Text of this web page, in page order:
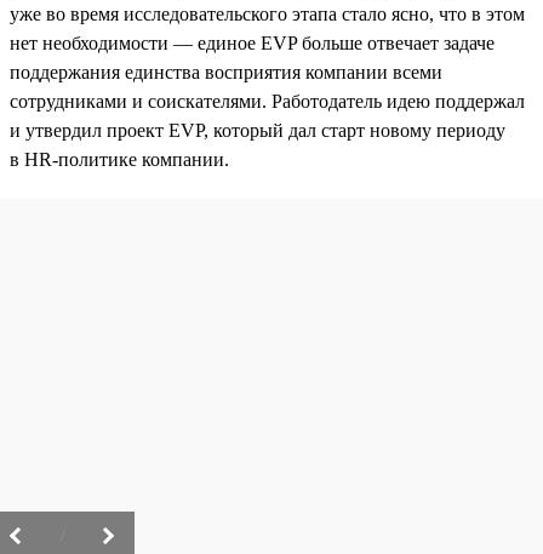
уже во время исследовательского этапа стало ясно, что в этом
нет необходимости — единое EVP больше отвечает задаче
поддержания единства восприятия компании всеми
сотрудниками и соискателями. Работодатель идею поддержал
и утвердил проект EVP, который дал старт новому периоду
в HR-политике компании.